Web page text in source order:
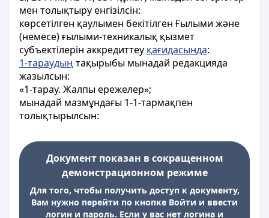
мен толықтыру енгізілсін:
көрсетілген қаулымен бекітілген Ғылыми және
(немесе) ғылыми-техникалық қызмет
субъектілерін аккредиттеу қағидасында:
1-тараудың тақырыбы мынадай редакцияда
жазылсын:
«1-тарау. Жалпы ережелер»;
мынадай мазмұндағы 1-1-тармақпен
толықтырылсын:
Документ показан в сокращенном
демонстрационном режиме
Для того, чтобы получить доступ к документу,
Вам нужно перейти по кнопке Войти и ввести
логин и пароль. Если у вас нет логина и